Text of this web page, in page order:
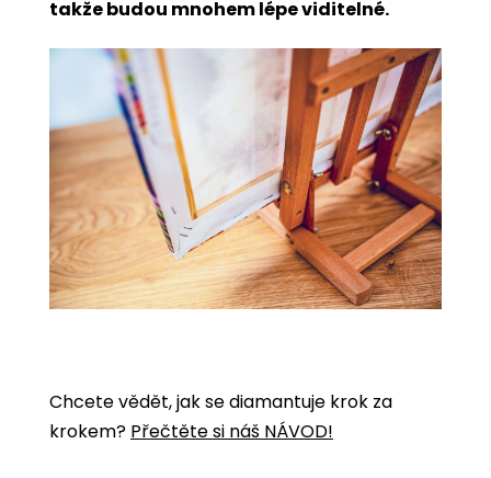
takže budou mnohem lépe viditelné.
Chcete vědět, jak se diamantuje krok za
krokem? Přečtěte si náš NÁVOD!